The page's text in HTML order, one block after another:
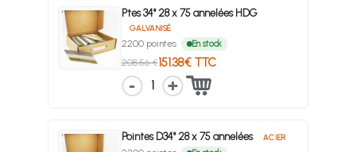
Ptes 34° 28 x 75 annelées HDG
GALVANISÉ
2200 pointes En stock
208.56 €151.38€ TTC
1
Pointes D34° 28 x 75 annelées ACIER